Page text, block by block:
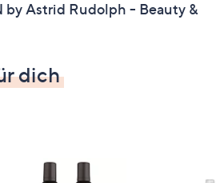
by Astrid Rudolph - Beauty &
dich